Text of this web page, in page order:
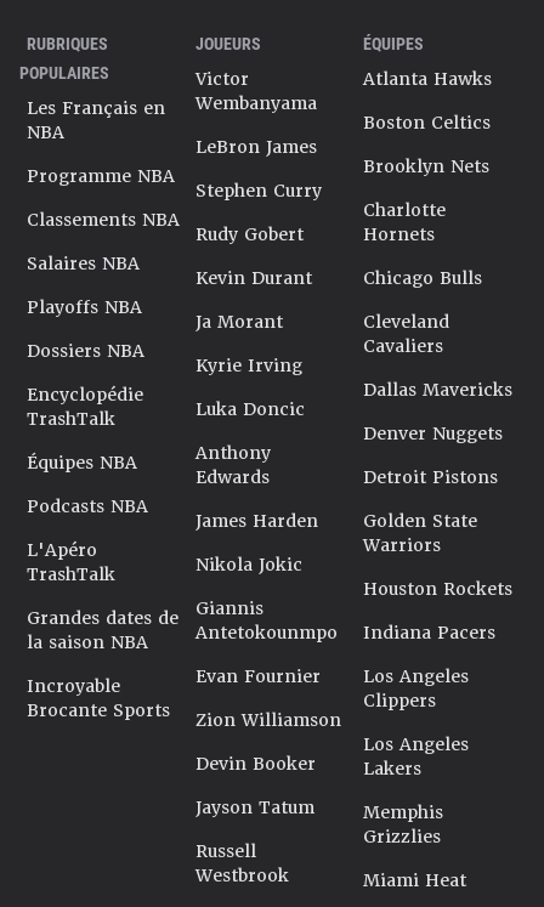
RUBRIQUES
POPULAIRES
Les Français en
NBA
Programme NBA
Classements NBA
Salaires NBA
Playoffs NBA
Dossiers NBA
Encyclopédie
TrashTalk
Équipes NBA
Podcasts NBA
L'Apéro
TrashTalk
Grandes dates de
la saison NBA
Incroyable
Brocante Sports
JOUEURS
Victor
Wembanyama
LeBron James
Stephen Curry
Rudy Gobert
Kevin Durant
Ja Morant
Kyrie Irving
Luka Doncic
Anthony
Edwards
James Harden
Nikola Jokic
Giannis
Antetokounmpo
Evan Fournier
Zion Williamson
Devin Booker
Jayson Tatum
Russell
Westbrook
ÉQUIPES
Atlanta Hawks
Boston Celtics
Brooklyn Nets
Charlotte
Hornets
Chicago Bulls
Cleveland
Cavaliers
Dallas Mavericks
Denver Nuggets
Detroit Pistons
Golden State
Warriors
Houston Rockets
Indiana Pacers
Los Angeles
Clippers
Los Angeles
Lakers
Memphis
Grizzlies
Miami Heat